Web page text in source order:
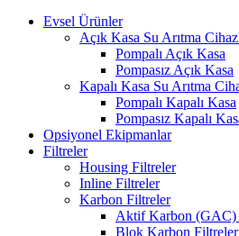
Evsel Ürünler
Açık Kasa Su Arıtma
Pompalı Açık Kasa
Pompasız Açık Kasa
Kapalı Kasa Su Arıtma
Pompalı Kapalı Kasa
Pompasız Kapalı
Opsiyonel Ekipmanlar
Filtreler
Housing Filtreler
Inline Filtreler
Karbon Filtreler
Aktif Karbon (GAC)
Blok Karbon Filtreler